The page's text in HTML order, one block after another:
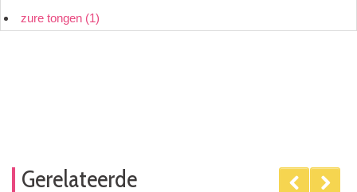
zure tongen (1)
Gerelateerde